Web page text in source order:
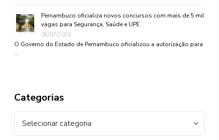
Pernambuco oficializa novos concursos com mais de 5 mil
vagas para Segurança, Saúde e UPE
08/07/2026
O Governo do Estado de Pernambuco oficializou a autorização para
…
Categorias